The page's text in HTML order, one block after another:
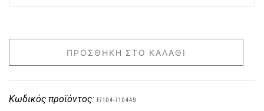
ΠΡΟΣΘΉΚΗ ΣΤΟ ΚΑΛΆΘΙ
Κωδικός προϊόντος: E7104-710449